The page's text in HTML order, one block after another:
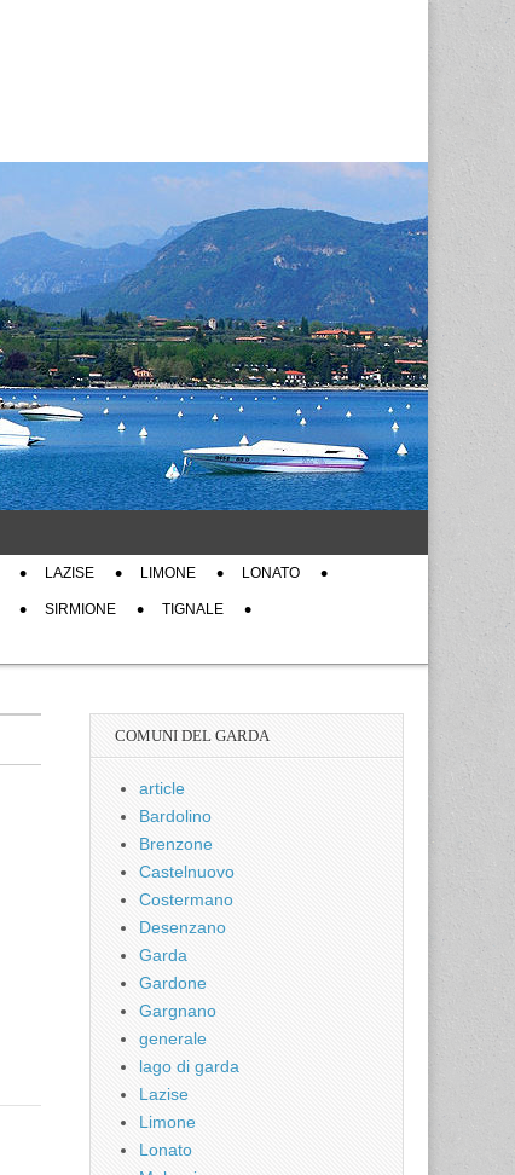
LAZISE LIMONE LONATO
SIRMIONE TIGNALE
COMUNI DEL GARDA
article
Bardolino
Brenzone
Castelnuovo
Costermano
Desenzano
Garda
Gardone
Gargnano
generale
lago di garda
Lazise
Limone
Lonato